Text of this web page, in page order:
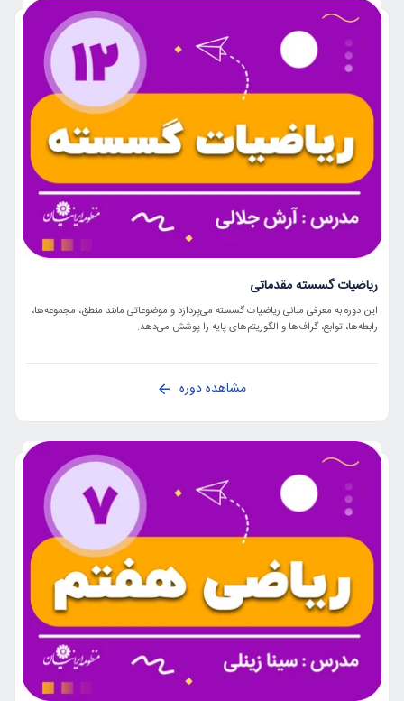
ریاضیات گسسته مقدماتی
این دوره به معرفی مبانی ریاضیات گسسته می‌پردازد و موضوعاتی مانند منطق، مجموعه‌ها،
رابطه‌ها، توابع، گراف‌ها و الگوریتم‌های پایه را پوشش می‌دهد.
مشاهده دوره